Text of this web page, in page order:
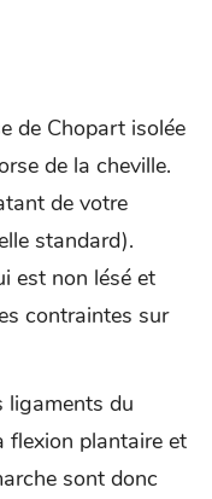
de Chopart isolée
de la cheville.
de votre
standard).
est non lésé et
contraintes sur
ligaments du
flexion plantaire et
sont donc